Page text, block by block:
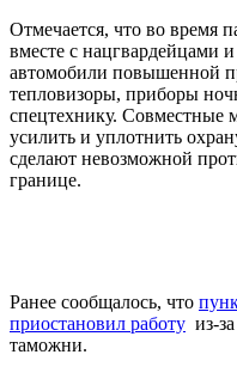
Отмечается, что во время
вместе с нацгвардейцами
автомобили повышенной
тепловизоры, приборы
спецтехнику. Совместные
усилить и уплотнить
сделают невозможной
границе.
Ранее сообщалось, что
приостановил работу из-
таможни.